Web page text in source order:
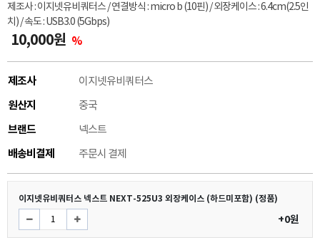
제조사 : 이지넷유비쿼터스 / 연결방식 : micro b (10핀) / 외장케이스 : 6.4cm(2.5인
치) / 속도 : USB3.0 (5Gbps)
10,000원 %
제조사
이지넷유비쿼터스
원산지
중국
브랜드
넥스트
배송비결제
주문시 결제
이지넷유비쿼터스 넥스트 NEXT-525U3 외장케이스 (하드미포함) (정품)
+0원